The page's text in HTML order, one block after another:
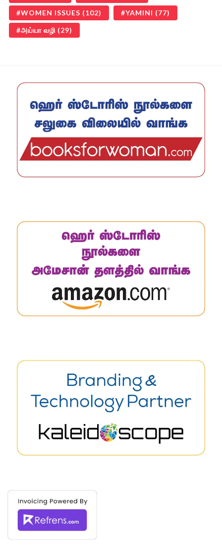
WOMEN ISSUES (102) YAMINI (77)
அய்யா வழி (29)